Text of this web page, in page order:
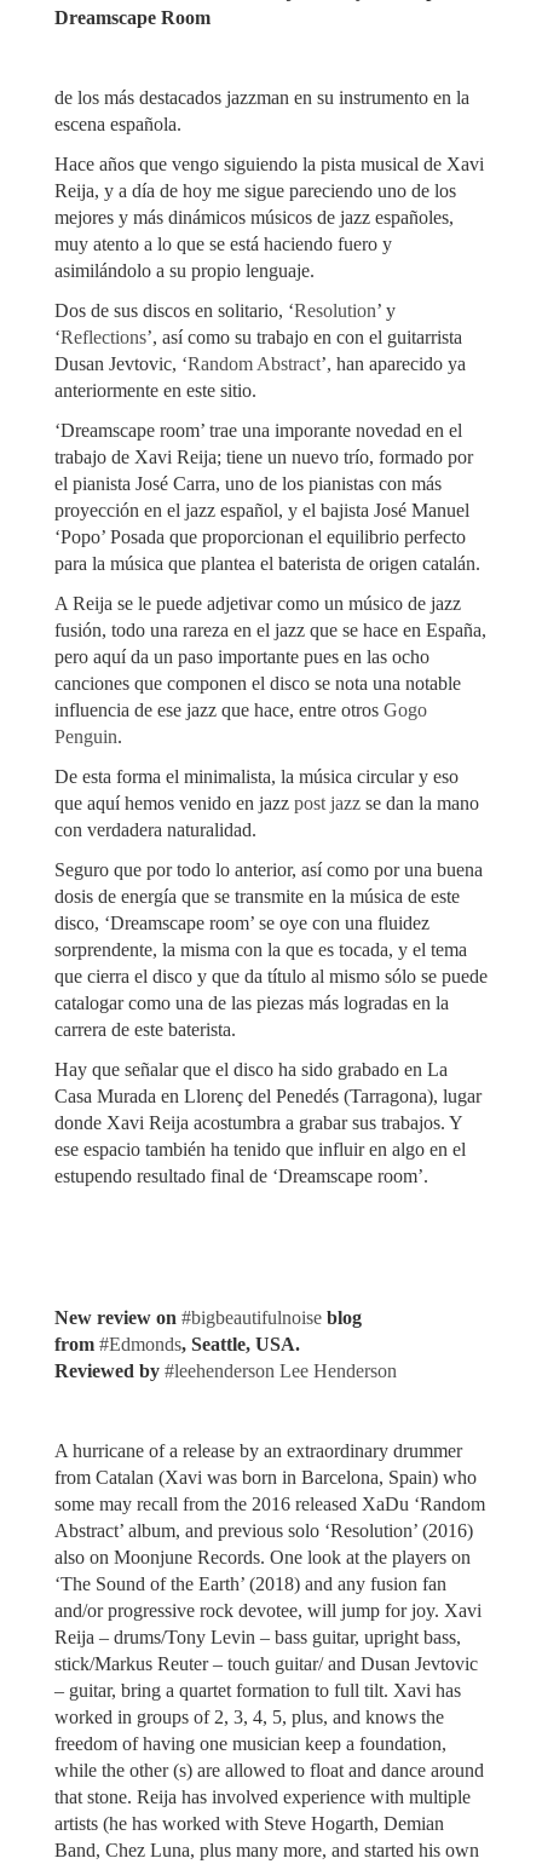
Dreamscape Room
de los más destacados jazzman en su instrumento en la
escena española.
Hace años que vengo siguiendo la pista musical de Xavi
Reija, y a día de hoy me sigue pareciendo uno de los
mejores y más dinámicos músicos de jazz españoles,
muy atento a lo que se está haciendo fuero y
asimilándolo a su propio lenguaje.
Dos de sus discos en solitario, ‘Resolution’ y
‘Reflections’, así como su trabajo en con el guitarrista
Dusan Jevtovic, ‘Random Abstract’, han aparecido ya
anteriormente en este sitio.
‘Dreamscape room’ trae una imporante novedad en el
trabajo de Xavi Reija; tiene un nuevo trío, formado por
el pianista José Carra, uno de los pianistas con más
proyección en el jazz español, y el bajista José Manuel
‘Popo’ Posada que proporcionan el equilibrio perfecto
para la música que plantea el baterista de origen catalán.
A Reija se le puede adjetivar como un músico de jazz
fusión, todo una rareza en el jazz que se hace en España,
pero aquí da un paso importante pues en las ocho
canciones que componen el disco se nota una notable
influencia de ese jazz que hace, entre otros Gogo
Penguin.
De esta forma el minimalista, la música circular y eso
que aquí hemos venido en jazz post jazz se dan la mano
con verdadera naturalidad.
Seguro que por todo lo anterior, así como por una buena
dosis de energía que se transmite en la música de este
disco, ‘Dreamscape room’ se oye con una fluidez
sorprendente, la misma con la que es tocada, y el tema
que cierra el disco y que da título al mismo sólo se puede
catalogar como una de las piezas más logradas en la
carrera de este baterista.
Hay que señalar que el disco ha sido grabado en La
Casa Murada en Llorenç del Penedés (Tarragona), lugar
donde Xavi Reija acostumbra a grabar sus trabajos. Y
ese espacio también ha tenido que influir en algo en el
estupendo resultado final de ‘Dreamscape room’.
New review on #bigbeautifulnoise blog
from #Edmonds, Seattle, USA.
Reviewed by #leehenderson Lee Henderson
A hurricane of a release by an extraordinary drummer
from Catalan (Xavi was born in Barcelona, Spain) who
some may recall from the 2016 released XaDu ‘Random
Abstract’ album, and previous solo ‘Resolution’ (2016)
also on Moonjune Records. One look at the players on
‘The Sound of the Earth’ (2018) and any fusion fan
and/or progressive rock devotee, will jump for joy. Xavi
Reija – drums/Tony Levin – bass guitar, upright bass,
stick/Markus Reuter – touch guitar/ and Dusan Jevtovic
– guitar, bring a quartet formation to full tilt. Xavi has
worked in groups of 2, 3, 4, 5, plus, and knows the
freedom of having one musician keep a foundation,
while the other (s) are allowed to float and dance around
that stone. Reija has involved experience with multiple
artists (he has worked with Steve Hogarth, Demian
Band, Chez Luna, plus many more, and started his own